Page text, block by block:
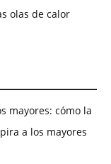
olas de calor
mayores: cómo la
a los mayores